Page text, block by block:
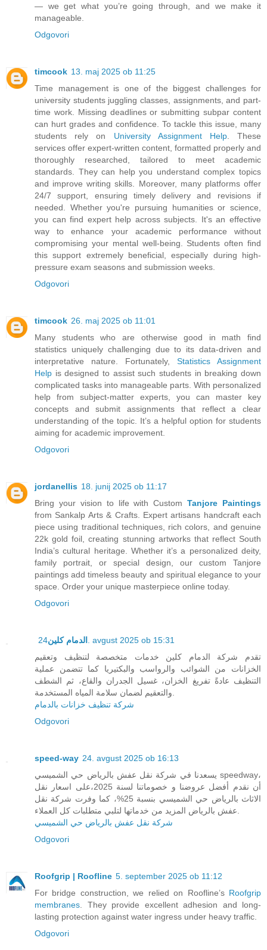
— we get what you’re going through, and we make it
manageable.
Odgovori
timcook 13. maj 2025 ob 11:25
Time management is one of the biggest challenges for
university students juggling classes, assignments, and part-
time work. Missing deadlines or submitting subpar content
can hurt grades and confidence. To tackle this issue, many
students rely on University Assignment Help. These
services offer expert-written content, formatted properly and
thoroughly researched, tailored to meet academic
standards. They can help you understand complex topics
and improve writing skills. Moreover, many platforms offer
24/7 support, ensuring timely delivery and revisions if
needed. Whether you're pursuing humanities or science,
you can find expert help across subjects. It's an effective
way to enhance your academic performance without
compromising your mental well-being. Students often find
this support extremely beneficial, especially during high-
pressure exam seasons and submission weeks.
Odgovori
timcook 26. maj 2025 ob 11:01
Many students who are otherwise good in math find
statistics uniquely challenging due to its data-driven and
interpretative nature. Fortunately, Statistics Assignment
Help is designed to assist such students in breaking down
complicated tasks into manageable parts. With personalized
help from subject-matter experts, you can master key
concepts and submit assignments that reflect a clear
understanding of the topic. It’s a helpful option for students
aiming for academic improvement.
Odgovori
jordanellis 18. junij 2025 ob 11:17
Bring your vision to life with CustomTanjore Paintings
from Sankalp Arts & Crafts. Expert artisans handcraft each
piece using traditional techniques, rich colors, and genuine
22k gold foil, creating stunning artworks that reflect South
India’s cultural heritage. Whether it’s a personalized deity,
family portrait, or special design, our custom Tanjore
paintings add timeless beauty and spiritual elegance to your
space. Order your unique masterpiece online today.
Odgovori
الدمام كلين
24. avgust 2025 ob 15:31
تقدم شركة الدمام كلين خدمات متخصصة لتنظيف وتعقيم
الخزانات من الشوائب والرواسب والبكتيريا كما تتضمن عملية
التنظيف عادةً تفريغ الخزان، غسيل الجدران والقاع، ثم الشطف
شركة تنظيف خزانات بالدمام
Odgovori
speed-way 24. avgust 2025 ob 16:13
يسعدنا في شركة نقل عفش بالرياض حي الشميسي speedway،
أن نقدم أفضل عروضنا و خصوماتنا لسنة 2025،على اسعار نقل
الاثاث بالرياض حي الشميسي بنسبة 25%، كما وفرت شركة نقل
شركة نقل عفش بالرياض حي الشميسي
Odgovori
Roofgrip | Roofline 5. september 2025 ob 11:12
For bridge construction, we relied on Roofline’s Roofgrip
membranes . They provide excellent adhesion and long-
lasting protection against water ingress under heavy traffic.
Odgovori